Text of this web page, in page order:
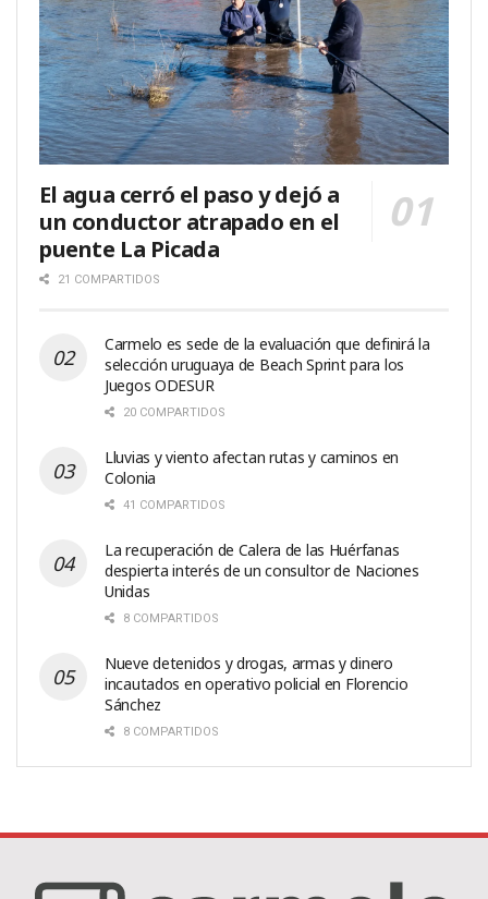
El agua cerró el paso y dejó a
un conductor atrapado en el
puente La Picada
21 COMPARTIDOS
Carmelo es sede de la evaluación que definirá la
selección uruguaya de Beach Sprint para los
Juegos ODESUR
20 COMPARTIDOS
Lluvias y viento afectan rutas y caminos en
Colonia
41 COMPARTIDOS
La recuperación de Calera de las Huérfanas
despierta interés de un consultor de Naciones
Unidas
8 COMPARTIDOS
Nueve detenidos y drogas, armas y dinero
incautados en operativo policial en Florencio
Sánchez
8 COMPARTIDOS